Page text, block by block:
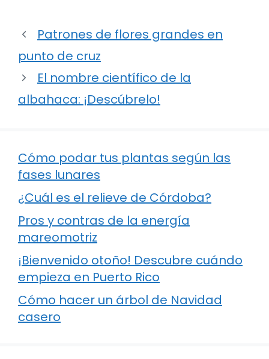
Patrones de flores grandes en
punto de cruz
El nombre científico de la
albahaca: ¡Descúbrelo!
Cómo podar tus plantas según las
fases lunares
¿Cuál es el relieve de Córdoba?
Pros y contras de la energía
mareomotriz
¡Bienvenido otoño! Descubre cuándo
empieza en Puerto Rico
Cómo hacer un árbol de Navidad
casero